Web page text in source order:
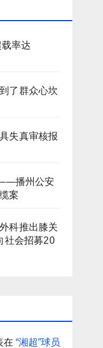
载率达
了群众心坎
失真审核报
——播州公安
案
科推出膝关
社会招募20
在 “湘超”球员